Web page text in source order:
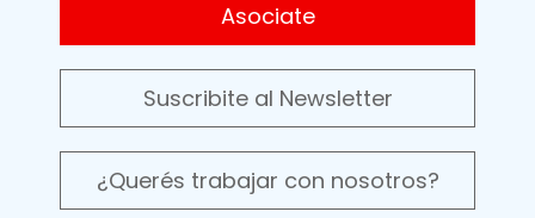
Asociate
Suscribite al Newsletter
¿Querés trabajar con nosotros?